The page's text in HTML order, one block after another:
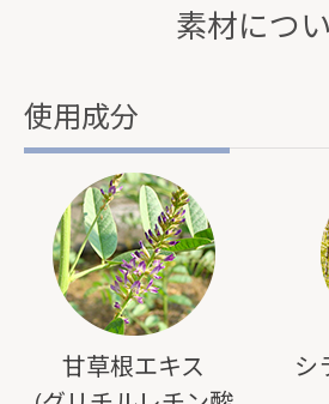
素材につ
使用成分
甘草根エキス
シ